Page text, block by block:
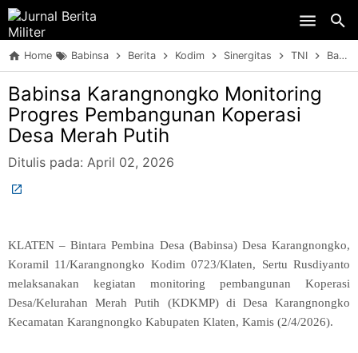
Home Babinsa Berita Kodim Sinergitas TNI Babinsa Karangnongko Monitoring Progres Pembangunan Koperasi Desa Merah Putih
Babinsa Karangnongko Monitoring
Progres Pembangunan Koperasi
Desa Merah Putih
Ditulis pada: April 02, 2026
KLATEN – Bintara Pembina Desa (Babinsa) Desa Karangnongko,
Koramil 11/Karangnongko Kodim 0723/Klaten, Sertu Rusdiyanto
melaksanakan kegiatan monitoring pembangunan Koperasi
Desa/Kelurahan Merah Putih (KDKMP) di Desa Karangnongko
Kecamatan Karangnongko Kabupaten Klaten, Kamis (2/4/2026).